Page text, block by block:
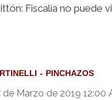
Fiscalía no puede
PINCHAZOS
de Marzo de 2019 12:00